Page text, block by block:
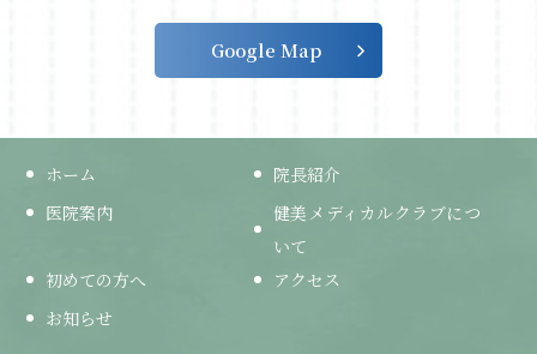
Google Map
ホーム
院長紹介
医院案内
健美メディカルクラブにつ
いて
初めての方へ
アクセス
お知らせ